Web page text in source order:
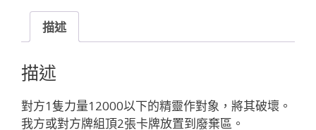
の
火
「紅
色
魔
法
描述
描述
對方1隻力量12000以下的精靈作對象，將其破壞。
我方或對方牌組頂2張卡牌放置到廢棄區。